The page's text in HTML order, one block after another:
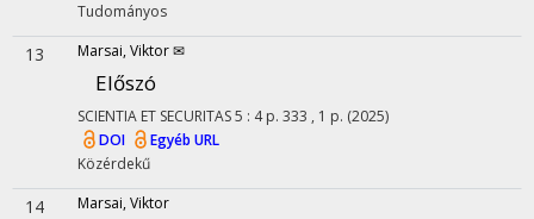
Tudományos
13 Marsai, Viktor ✉
Előszó
SCIENTIA ET SECURITAS5 : 4 p. 333 , 1 p. (2025)
DOI
Egyéb URL
Közérdekű
14 Marsai, Viktor